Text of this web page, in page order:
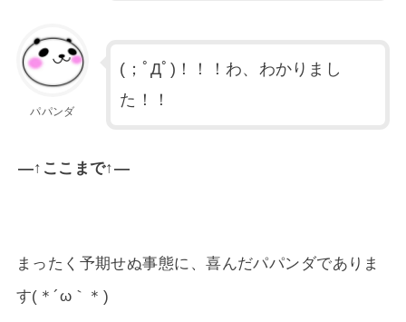
パパンダ
(；ﾟДﾟ)！！！わ、わかりまし
た！！
—↑ここまで↑—
まったく予期せぬ事態に、喜んだパパンダでありま
す(＊´ω｀＊)